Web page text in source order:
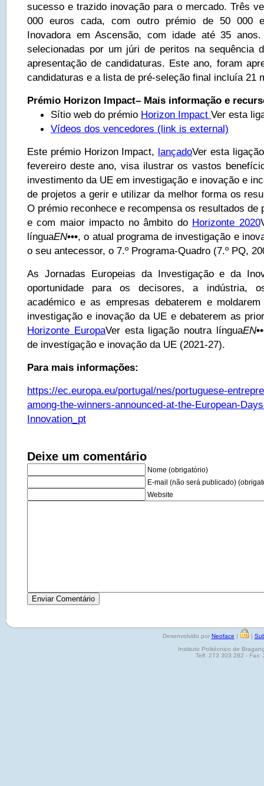
sucesso e trazido inovação para o mercado. Três
000 euros cada, com outro prémio de 50 000
Inovadora em Ascensão, com idade até 35
selecionadas por um júri de peritos na sequência
apresentação de candidaturas. Este ano, foram
candidaturas e a lista de pré-seleção final incluía 21
Prémio Horizon Impact– Mais informação e
Sítio web do prémio Horizon Impact Ver esta
Vídeos dos vencedores (link is external)
Este prémio Horizon Impact, lançadoVer esta
fevereiro deste ano, visa ilustrar os vastos
investimento da UE em investigação e inovação e
de projetos a gerir e utilizar da melhor forma os
O prémio reconhece e recompensa os resultados de
e com maior impacto no âmbito do Horizonte 2020
línguaEN•••, o atual programa de investigação e
o seu antecessor, o 7.º Programa-Quadro (7.º PQ,
As Jornadas Europeias da Investigação e da
oportunidade para os decisores, a indústria,
académico e as empresas debaterem e
investigação e inovação da UE e debaterem as
Horizonte EuropaVer esta ligação noutra línguaEN
de investigação e inovação da UE (2021-27).
Para mais informações:
https://ec.europa.eu/portugal/nes/portuguese-
among-the-winners-announced-at-the-European-
Innovation_pt
Deixe um comentário
Nome (obrigatório)
E-mail (não será publicado)
Website
Desenvolvido por Neoface | |
Instituto Politécnico de
Telf: 273 303 282 - Fax: